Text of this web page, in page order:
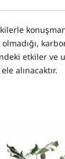
olmadığı,
etkiler ve
alınacaktır.